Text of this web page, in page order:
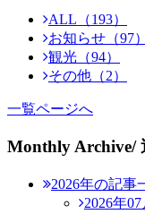
ALL（193）
お知らせ（97）
観光（94）
その他（2）
一覧ページへ
Monthly Archive/
2026年の記事
2026年07